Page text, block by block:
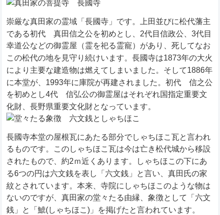
崇厳な真田家の霊域「長國寺」です。上田並びに松代藩主
である初代 真田信之公を初めとし、2代目信政公、3代目
幸道公などの御霊屋（霊を祀る霊寵）があり、死してなお
この松代の地を見守り続けいます。長國寺は1873年の大火
により主要な建造物は燃えてしまいました。そして1886年
に本堂が、1993年に庫院が再建されました。初代 信之公
を初めとし4代 信弘公の御霊屋はそれぞれ国指定重要文
化財、長野県重要文化財となっています。
長國寺本堂の屋根瓦にあたる部分でしゃちほこ瓦と言われ
るものです。このしゃちほこ瓦は今は亡き松代城から移設
されたもので、約2ｍ近くあります。しゃちほこの下にあ
る6つの円は六文銭を表し「六文銭」と言い、真田氏の家
紋とされています。本来、寺院にしゃちほこのような物は
ないのですが、真田家の堂々たる由縁、象徴として「六文
銭」と「鯱(しゃちほこ)」を掲げたと言われています。